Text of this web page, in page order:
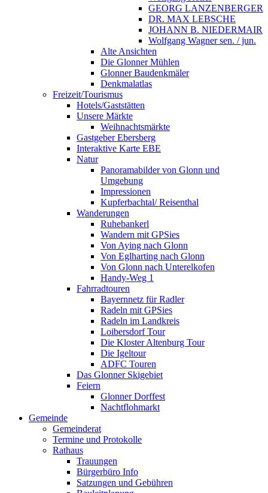
GEORG LANZENBERGER
DR. MAX LEBSCHE
JOHANN B. NIEDERMAIR
Wolfgang Wagner sen. / jun.
Alte Ansichten
Die Glonner Mühlen
Glonner Baudenkmäler
Denkmalatlas
Freizeit/Tourismus
Hotels/Gaststätten
Unsere Märkte
Weihnachtsmärkte
Gastgeber Ebersberg
Interaktive Karte EBE
Natur
Panoramabilder von Glonn und
Umgebung
Impressionen
Kupferbachtal/ Reisenthal
Wanderungen
Ruhebankerl
Wandern mit GPSies
Von Aying nach Glonn
Von Eglharting nach Glonn
Von Glonn nach Unterelkofen
Handy-Weg 1
Fahrradtouren
Bayernnetz für Radler
Radeln mit GPSies
Radeln im Landkreis
Loibersdorf Tour
Die Kloster Altenburg Tour
Die Igeltour
ADFC Touren
Das Glonner Skigebiet
Feiern
Glonner Dorffest
Nachtflohmarkt
Gemeinde
Gemeinderat
Termine und Protokolle
Rathaus
Trauungen
Bürgerbüro Info
Satzungen und Gebühren